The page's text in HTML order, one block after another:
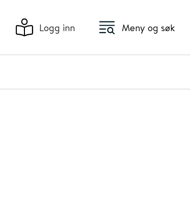
Logg inn Meny og søk